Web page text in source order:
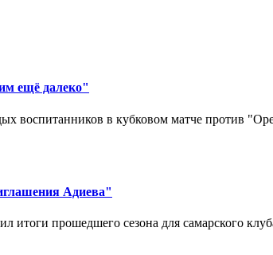
ещё далеко"
воспитанников в кубковом матче против
Адиева"
прошедшего сезона для самарского